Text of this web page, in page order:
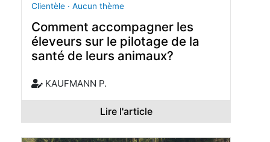
Clientèle · Aucun thème
Comment accompagner les
éleveurs sur le pilotage de la
santé de leurs animaux?
KAUFMANN P.
Lire l'article